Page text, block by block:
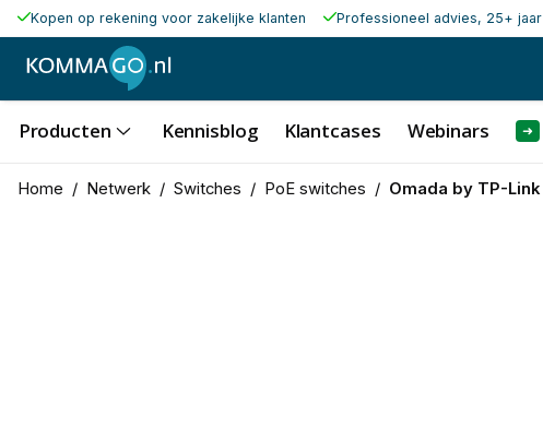
Kopen op rekening voor zakelijke klanten Professioneel advies, 25+
Producten Kennisblog Klantcases Webinars ➜
Home / Netwerk / Switches / PoE switches / Omada by TP-Link